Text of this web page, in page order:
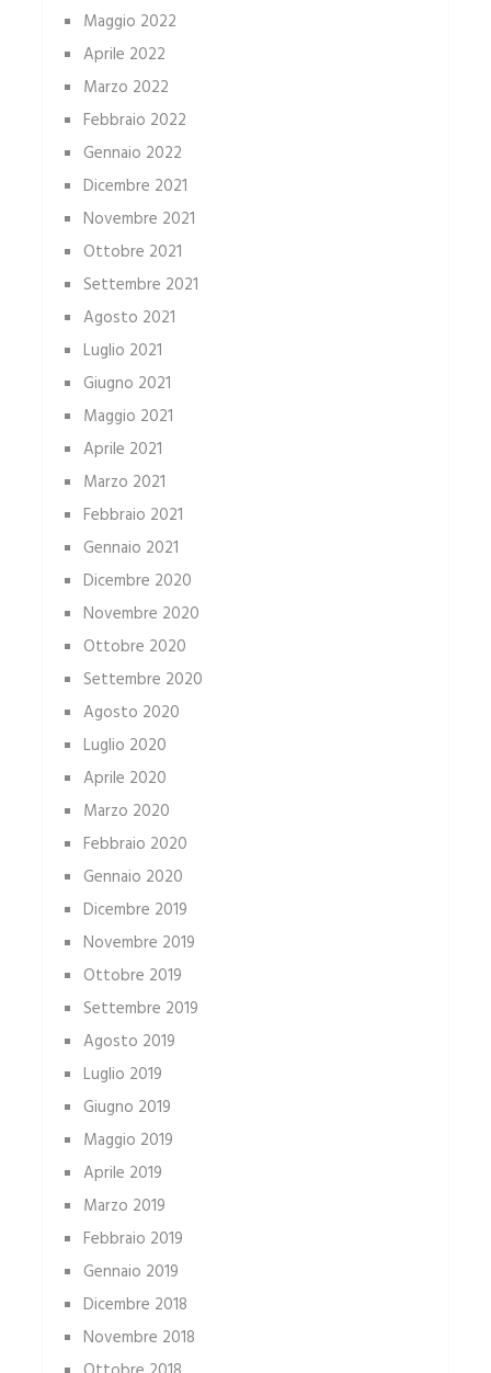
Maggio 2022
Aprile 2022
Marzo 2022
Febbraio 2022
Gennaio 2022
Dicembre 2021
Novembre 2021
Ottobre 2021
Settembre 2021
Agosto 2021
Luglio 2021
Giugno 2021
Maggio 2021
Aprile 2021
Marzo 2021
Febbraio 2021
Gennaio 2021
Dicembre 2020
Novembre 2020
Ottobre 2020
Settembre 2020
Agosto 2020
Luglio 2020
Aprile 2020
Marzo 2020
Febbraio 2020
Gennaio 2020
Dicembre 2019
Novembre 2019
Ottobre 2019
Settembre 2019
Agosto 2019
Luglio 2019
Giugno 2019
Maggio 2019
Aprile 2019
Marzo 2019
Febbraio 2019
Gennaio 2019
Dicembre 2018
Novembre 2018